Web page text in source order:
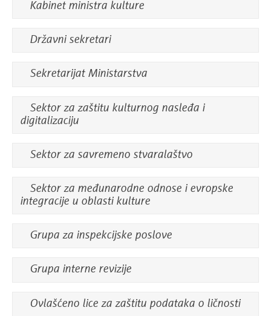
Kabinet ministra kulture
Državni sekretari
Sekretarijat Ministarstva
Sektor za zaštitu kulturnog nasleđa i
digitalizaciju
Sektor za savremeno stvaralaštvo
Sektor za međunarodne odnose i evropske
integracije u oblasti kulture
Grupa za inspekcijske poslove
Grupa interne revizije
Ovlašćeno lice za zaštitu podataka o ličnosti